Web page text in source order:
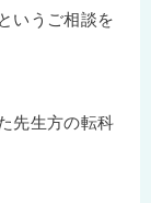
いうご相談を
先生方の転科